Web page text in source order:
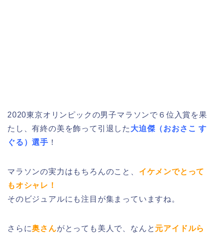
2020東京オリンピックの男子マラソンで６位入賞を果
たし、有終の美を飾って引退した 大迫傑（おおさこ す
ぐる）選手 ！
マラソンの実力はもちろんのこと、 イケメンでとって
もオシャレ！
そのビジュアルにも注目が集まっていますね。
さらに奥さんがとっても美人で、なんと 元アイドルら